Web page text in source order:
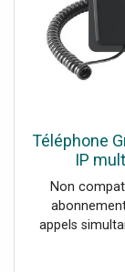
Téléphone
IP
Non
appels
OPUS et